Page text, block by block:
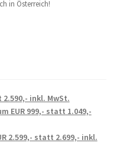
in Österreich!
2.590,- inkl. MwSt.
EUR 999,- statt 1.049,-
2.599,- statt 2.699,- inkl.